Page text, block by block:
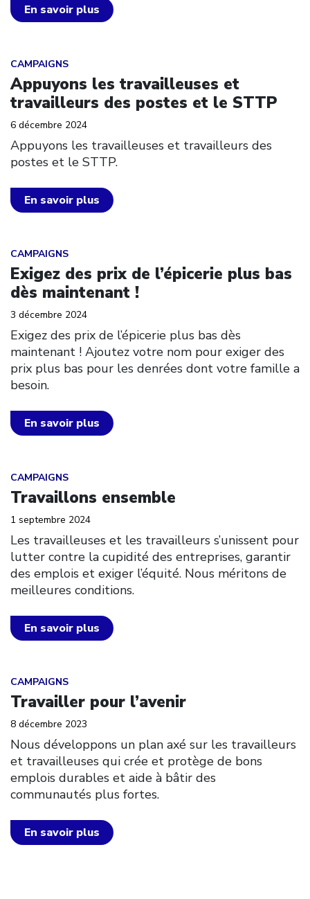
En savoir plus
CAMPAIGNS
Appuyons les travailleuses et
travailleurs des postes et le STTP
6 décembre 2024
Appuyons les travailleuses et travailleurs des
postes et le STTP.
En savoir plus
CAMPAIGNS
Exigez des prix de l’épicerie plus bas
dès maintenant !
3 décembre 2024
Exigez des prix de l’épicerie plus bas dès
maintenant ! Ajoutez votre nom pour exiger des
prix plus bas pour les denrées dont votre famille a
besoin.
En savoir plus
Click to open the link
CAMPAIGNS
Travaillons ensemble
1 septembre 2024
Les travailleuses et les travailleurs s’unissent pour
lutter contre la cupidité des entreprises, garantir
des emplois et exiger l’équité. Nous méritons de
meilleures conditions.
En savoir plus
CAMPAIGNS
Travailler pour l’avenir
8 décembre 2023
Nous développons un plan axé sur les travailleurs
et travailleuses qui crée et protège de bons
emplois durables et aide à bâtir des
communautés plus fortes.
En savoir plus
Click to open the link